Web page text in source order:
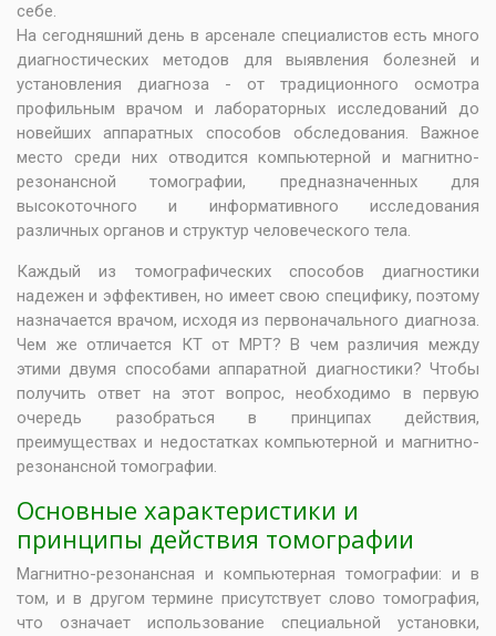
себе.
На сегодняшний день в арсенале специалистов есть много
диагностических методов для выявления болезней и
установления диагноза - от традиционного осмотра
профильным врачом и лабораторных исследований до
новейших аппаратных способов обследования. Важное
место среди них отводится компьютерной и магнитно-
резонансной томографии, предназначенных для
высокоточного и информативного исследования
различных органов и структур человеческого тела.
Каждый из томографических способов диагностики
надежен и эффективен, но имеет свою специфику, поэтому
назначается врачом, исходя из первоначального диагноза.
Чем же отличается КТ от МРТ? В чем различия между
этими двумя способами аппаратной диагностики? Чтобы
получить ответ на этот вопрос, необходимо в первую
очередь разобраться в принципах действия,
преимуществах и недостатках компьютерной и магнитно-
резонансной томографии.
Основные характеристики и
принципы действия томографии
Магнитно-резонансная и компьютерная томографии: и в
том, и в другом термине присутствует слово томография,
что означает использование специальной установки,